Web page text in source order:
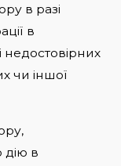
в разі
в
чи іншої
в